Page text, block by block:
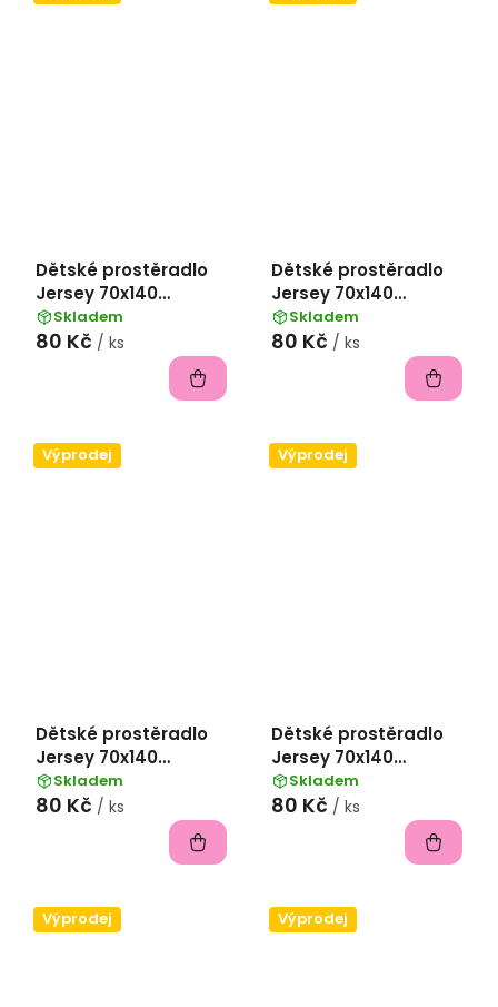
Dětské prostěradlo
Jersey 70x140
II.jakost -
antracitová
Skladem
80 Kč / ks
Dětské prostěradlo
Jersey 70x140
II.jakost - modrá
Skladem
80 Kč / ks
Výprodej
Dětské prostěradlo
Jersey 70x140
II.jakost - žlutá
Skladem
80 Kč / ks
Výprodej
Dětské prostěradlo
Jersey 70x140
II.jakost - šedá
Skladem
80 Kč / ks
Výprodej Výprodej